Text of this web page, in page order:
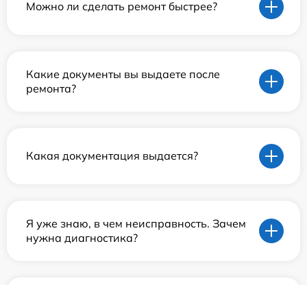
Можно ли сделать ремонт быстрее?
Какие документы вы выдаете после
ремонта?
Какая документация выдается?
Я уже знаю, в чем неисправность. Зачем
нужна диагностика?